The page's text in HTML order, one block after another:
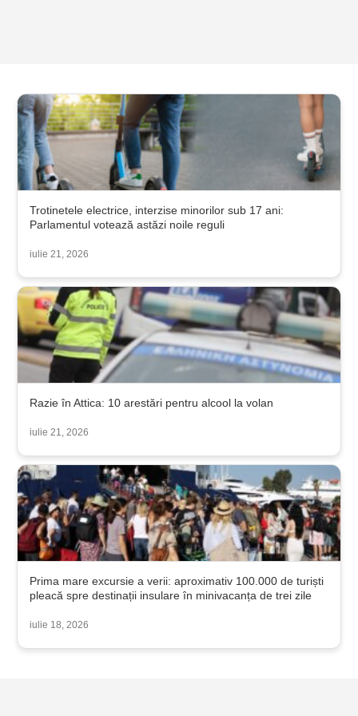
Trotinetele electrice, interzise minorilor sub 17 ani:
Parlamentul votează astăzi noile reguli
iulie 21, 2026
Razie în Attica: 10 arestări pentru alcool la volan
iulie 21, 2026
Prima mare excursie a verii: aproximativ 100.000 de turiști
pleacă spre destinații insulare în minivacanța de trei zile
iulie 18, 2026